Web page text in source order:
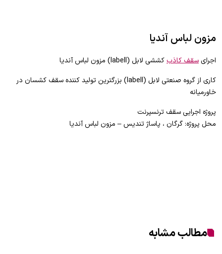
مزون لباس آنديا
اجرایسقف کاذبکششی لابل (labell) مزون لباس آنديا
کاری از گروه صنعتی لابل (labell) بزرگترین تولید کننده سقف کشسان در
خاورمیانه
پروژه اجرایی سقف ترنسپرنت
محل پروژه: گرگان ، پاساژ تنديس – مزون لباس آنديا
مطالب مشابه